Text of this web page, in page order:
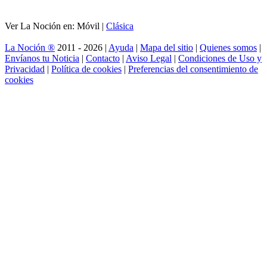
Ver La Noción en: Móvil | Clásica
La Noción ® 2011 - 2026 | Ayuda | Mapa del sitio | Quienes somos |
Envíanos tu Noticia | Contacto | Aviso Legal | Condiciones de Uso y
Privacidad | Política de cookies | Preferencias del consentimiento de
cookies